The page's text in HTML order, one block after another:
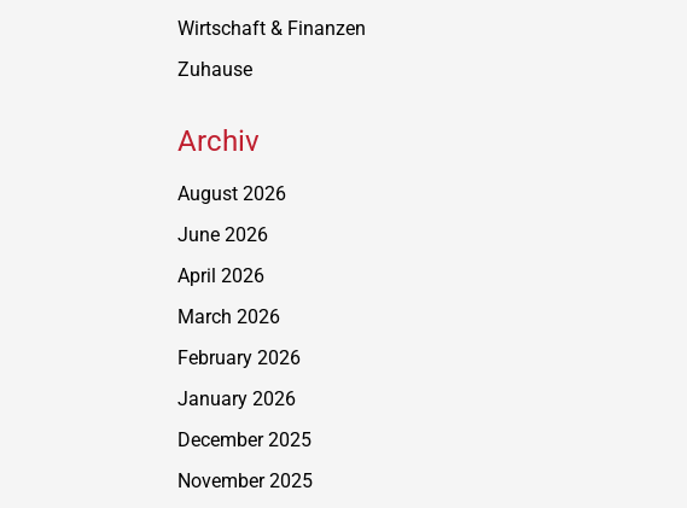
Wirtschaft & Finanzen
Zuhause
Archiv
August 2026
June 2026
April 2026
March 2026
February 2026
January 2026
December 2025
November 2025